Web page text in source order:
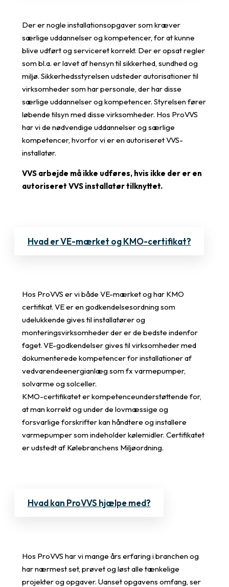
Der er nogle installationsopgaver som kræver
særlige uddannelser og kompetencer, for at kunne
blive udført og serviceret korrekt. Der er opsat regler
som bl.a. er lavet af hensyn til sikkerhed, sundhed og
miljø. Sikkerhedsstyrelsen udsteder autorisationer til
virksomheder som har personale, der har disse
særlige uddannelser og kompetencer. Styrelsen fører
løbende tilsyn med disse virksomheder. Hos ProVVS
har vi de nødvendige uddannelser og særlige
kompetencer, hvorfor vi er en autoriseret VVS-
installatør.
VVS arbejde må ikke udføres, hvis ikke der er en
autoriseret VVS installatør tilknyttet.
Hvad er VE-mærket og KMO-certifikat?
Hos ProVVS er vi både VE-mærket og har KMO
certifikat. VE er en godkendelsesordning som
udelukkende gives til installatører og
monteringsvirksomheder der er de bedste indenfor
faget. VE-godkendelser gives til virksomheder med
dokumenterede kompetencer for installationer af
vedvarendeenergianlæg som fx varmepumper,
solvarme og solceller.
KMO-certifikatet er kompetenceunderstøttende for,
at man korrekt og under de lovmæssige og
forsvarlige forskrifter kan håndtere og installere
varmepumper som indeholder kølemidler. Certifikatet
er udstedt af Kølebranchens Miljøordning.
Hvad kan ProVVS hjælpe med?
Hos ProVVS har vi mange års erfaring i branchen og
har nærmest set, prøvet og løst alle tænkelige
projekter og opgaver. Uanset opgavens omfang, ser